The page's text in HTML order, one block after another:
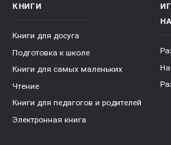
КНИГИ
Книги для досуга
Подготовка к школе
Книги для самых маленьких
Чтение
Книги для педагогов и родителей
Электронная книга